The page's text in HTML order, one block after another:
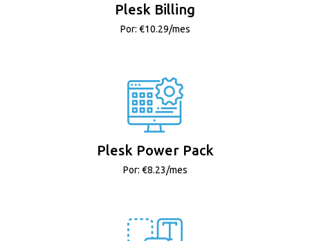
Plesk Billing
Por: €10.29/mes
Plesk Power Pack
Por: €8.23/mes